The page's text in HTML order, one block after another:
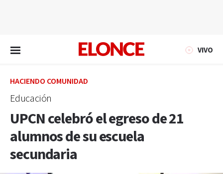
VIVO
HACIENDO COMUNIDAD
Educación
UPCN celebró el egreso de 21
alumnos de su escuela
secundaria